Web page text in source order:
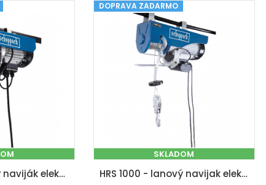
HRS 400 - lanový naviják elektrický
DOPRAVA ZADARMO
SKLADOM
HRS 1000 - lanový navijak elektrický